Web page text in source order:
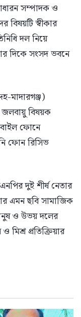
সম্পাদক ও
স্বীকার
দল নিয়ে
দিকে সংসদ ভবনে
মাদারগঞ্জ)
বিষয়ক
ফোনে
ফোন রিসিভ
দুই শীর্ষ নেতার
এমন ছবি সামাজিক
ও উভয় দলের
মিশ্র প্রতিক্রিয়ার